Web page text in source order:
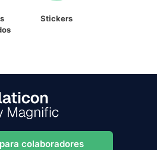
Stickers
colaboradores